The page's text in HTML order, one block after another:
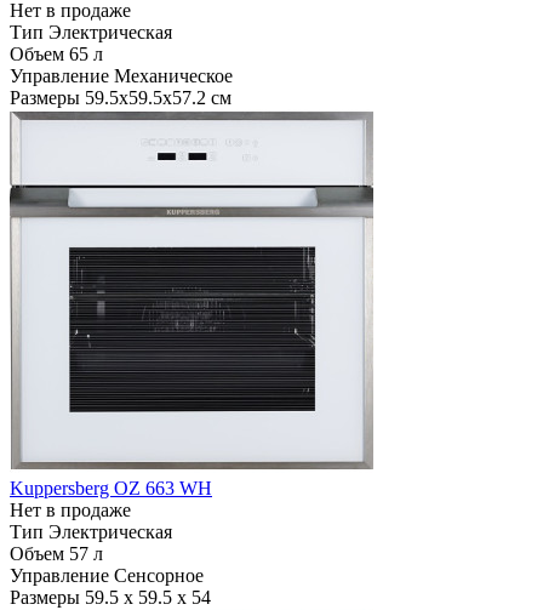
Нет в продаже
Тип Электрическая
Объем 65 л
Управление Механическое
Размеры 59.5х59.5х57.2 см
Kuppersberg OZ 663 WH
Нет в продаже
Тип Электрическая
Объем 57 л
Управление Сенсорное
Размеры 59.5 х 59.5 х 54